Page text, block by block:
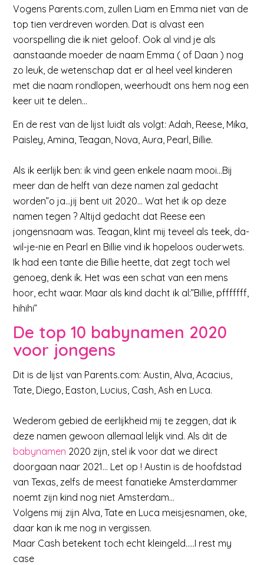
Vogens Parents.com, zullen Liam en Emma niet van de
top tien verdreven worden. Dat is alvast een
voorspelling die ik niet geloof. Ook al vind je als
aanstaande moeder de naam Emma ( of Daan ) nog
zo leuk, de wetenschap dat er al heel veel kinderen
met die naam rondlopen, weerhoudt ons hem nog een
keer uit te delen…
En de rest van de lijst luidt als volgt: Adah, Reese, Mika,
Paisley, Amina, Teagan, Nova, Aura, Pearl, Billie.
Als ik eerlijk ben: ik vind geen enkele naam mooi…Bij
meer dan de helft van deze namen zal gedacht
worden”o ja…jij bent uit 2020… Wat het ik op deze
namen tegen ? Altijd gedacht dat Reese een
jongensnaam was. Teagan, klint mij teveel als teek, da-
wil-je-nie en Pearl en Billie vind ik hopeloos ouderwets.
Ik had een tante die Billie heette, dat zegt toch wel
genoeg, denk ik. Het was een schat van een mens
hoor, echt waar. Maar als kind dacht ik al:”Billie, pfffffff,
hihihi”
De top 10 babynamen 2020
voor jongens
Dit is de lijst van Parents.com: Austin, Alva, Acacius,
Tate, Diego, Easton, Lucius, Cash, Ash en Luca.
Wederom gebied de eerlijkheid mij te zeggen, dat ik
deze namen gewoon allemaal lelijk vind. Als dit de
babynamen 2020 zijn, stel ik voor dat we direct
doorgaan naar 2021… Let op ! Austin is de hoofdstad
van Texas, zelfs de meest fanatieke Amsterdammer
noemt zijn kind nog niet Amsterdam…
Volgens mij zijn Alva, Tate en Luca meisjesnamen, oke,
daar kan ik me nog in vergissen.
Maar Cash betekent toch echt kleingeld…..I rest my
case